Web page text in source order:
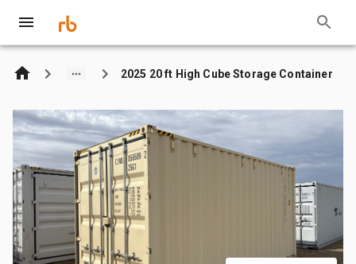
2025 20 ft High Cube Storage Container